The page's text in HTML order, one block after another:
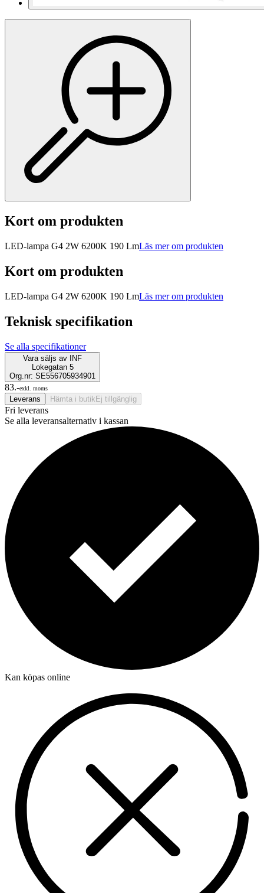
Kort om produkten
LED-lampa G4 2W 6200K 190 LmLäs mer om produkten
Kort om produkten
LED-lampa G4 2W 6200K 190 LmLäs mer om produkten
Teknisk specifikation
Se alla specifikationer
Vara säljs av
INF
Lokegatan 5
Org.nr: SE556705934901
83.-exkl. moms
Leverans Hämta i butik Ej tillgänglig
Fri leverans
Se alla leveransalternativ i kassan
Kan köpas online